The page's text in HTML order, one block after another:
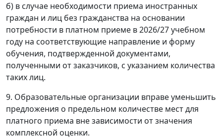
б) в случае необходимости приема иностранных
граждан и лиц без гражданства на основании
потребности в платном приеме в 2026/27 учебном
году на соответствующие направление и форму
обучения, подтвержденной документами,
полученными от заказчиков, с указанием количества
таких лиц.
9. Образовательные организации вправе уменьшить
предложения о предельном количестве мест для
платного приема вне зависимости от значения
комплексной оценки.